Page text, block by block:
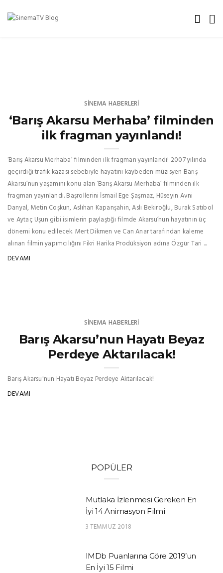
SINEMA HABERLERI
‘Barış Akarsu Merhaba’ filminden
ilk fragman yayınlandı!
‘Barış Akarsu Merhaba’ filminden ilk fragman yayınlandı! 2007 yılında
geçirdiği trafik kazası sebebiyle hayatını kaybeden müzisyen Barış
Akarsu’nun yaşamını konu alan ‘Barış Akarsu Merhaba’ filminden ilk
fragman yayınlandı. Başrollerini İsmail Ege Şaşmaz, Hüseyin Avni
Danyal, Metin Coşkun, Aslıhan Kapanşahin, Aslı Bekiroğlu, Burak Satıbol
ve Aytaç Uşun gibi isimlerin paylaştığı filmde Akarsu’nun hayatının üç
dönemi konu edilecek. Mert Dikmen ve Can Anar tarafından kaleme
alınan filmin yapımcılığını Fikri Harika Prodüksiyon adına Özgür Tari ...
DEVAMI
SINEMA HABERLERI
Barış Akarsu’nun Hayatı Beyaz
Perdeye Aktarılacak!
Barış Akarsu'nun Hayatı Beyaz Perdeye Aktarılacak!
DEVAMI
POPÜLER
Mutlaka İzlenmesi Gereken En
İyi 14 Animasyon Filmi
3 TEMMUZ 2018
IMDb Puanlarına Göre 2019’un
En İyi 15 Filmi